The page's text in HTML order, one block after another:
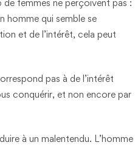
de femmes ne perçoivent pas :
homme qui semble se
et de l’intérêt, cela peut
pas à de l’intérêt
conquérir, et non encore par
à un malentendu. L’homme